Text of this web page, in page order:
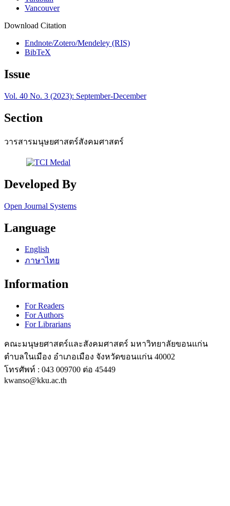
Vancouver
Download Citation
Endnote/Zotero/Mendeley (RIS)
BibTeX
Issue
Vol. 40 No. 3 (2023): September-December
Section
วารสารมนุษยศาสตร์สังคมศาสตร์
Developed By
Open Journal Systems
Language
English
ภาษาไทย
Information
For Readers
For Authors
For Librarians
คณะมนุษยศาสตร์และสังคมศาสตร์ มหาวิทยาลัยขอนแก่น
ตำบลในเมือง อำเภอเมือง จังหวัดขอนแก่น 40002
โทรศัพท์ : 043 009700 ต่อ 45449
kwanso@kku.ac.th